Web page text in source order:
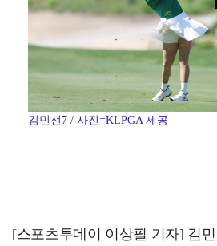
김민선7 / 사진=KLPGA 제공
[스포츠투데이 이상필 기자] 김